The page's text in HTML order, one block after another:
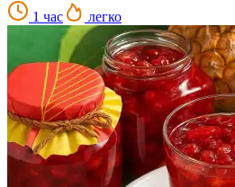
1 час легко